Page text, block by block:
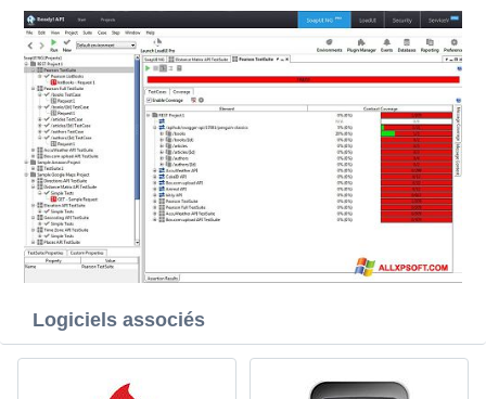
Logiciels associés